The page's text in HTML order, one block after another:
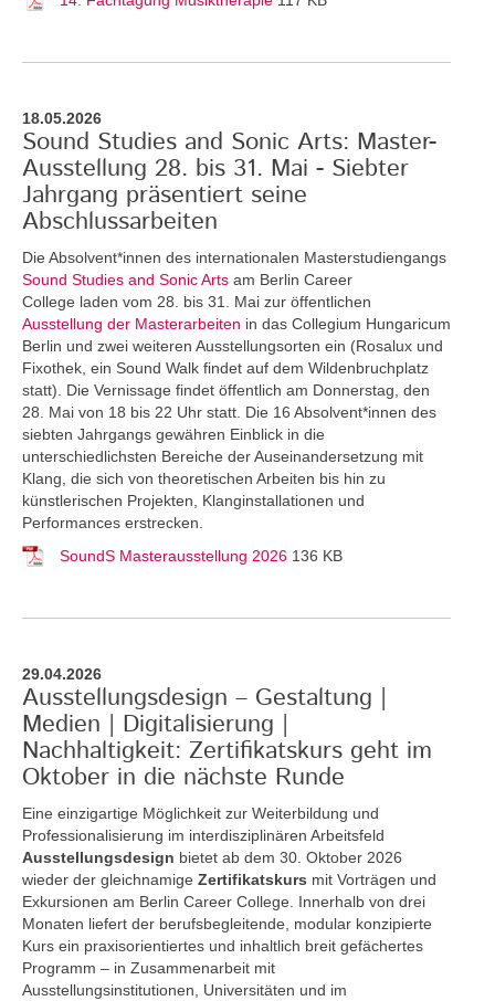
18.05.2026
Sound Studies and Sonic Arts: Master-
Ausstellung 28. bis 31. Mai - Siebter
Jahrgang präsentiert seine
Abschlussarbeiten
Die Absolvent*innen des internationalen Masterstudiengangs
Sound Studies and Sonic Arts am Berlin Career
College laden vom 28. bis 31. Mai zur öffentlichen
Ausstellung der Masterarbeiten in das Collegium Hungaricum
Berlin und zwei weiteren Ausstellungsorten ein (Rosalux und
Fixothek, ein Sound Walk findet auf dem Wildenbruchplatz
statt). Die Vernissage findet öffentlich am Donnerstag, den
28. Mai von 18 bis 22 Uhr statt. Die 16 Absolvent*innen des
siebten Jahrgangs gewähren Einblick in die
unterschiedlichsten Bereiche der Auseinandersetzung mit
Klang, die sich von theoretischen Arbeiten bis hin zu
künstlerischen Projekten, Klanginstallationen und
Performances erstrecken.
SoundS Masterausstellung 2026 136 KB
29.04.2026
Ausstellungsdesign – Gestaltung |
Medien | Digitalisierung |
Nachhaltigkeit: Zertifikatskurs geht im
Oktober in die nächste Runde
Eine einzigartige Möglichkeit zur Weiterbildung und
Professionalisierung im interdisziplinären Arbeitsfeld
Ausstellungsdesign bietet ab dem 30. Oktober 2026
wieder der gleichnamige Zertifikatskurs mit Vorträgen und
Exkursionen am Berlin Career College. Innerhalb von drei
Monaten liefert der berufsbegleitende, modular konzipierte
Kurs ein praxisorientiertes und inhaltlich breit gefächertes
Programm – in Zusammenarbeit mit
Ausstellungsinstitutionen, Universitäten und im